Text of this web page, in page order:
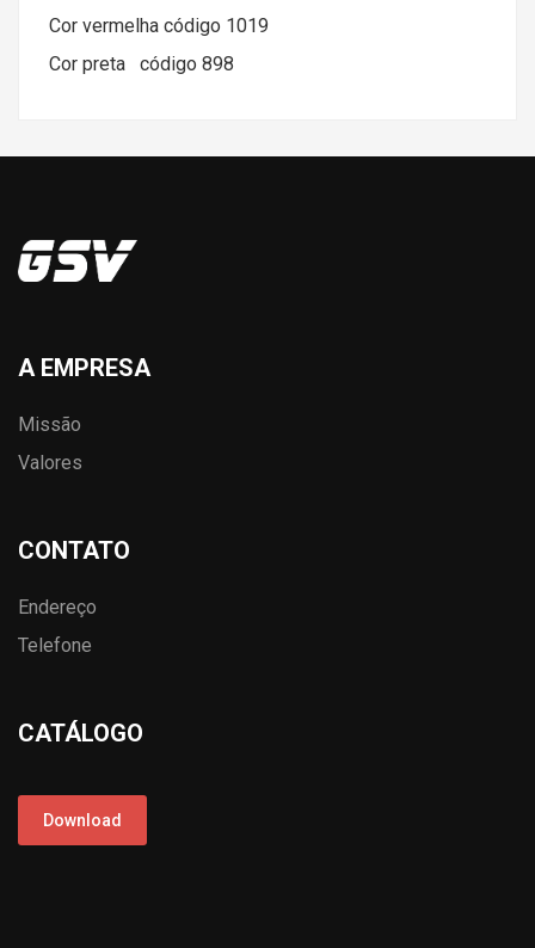
Cor vermelha código 1019
Cor preta código 898
A EMPRESA
Missão
Valores
CONTATO
Endereço
Telefone
CATÁLOGO
Download